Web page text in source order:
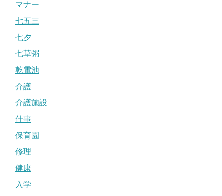
マナー
七五三
七夕
七草粥
乾電池
介護
介護施設
仕事
保育園
修理
健康
入学